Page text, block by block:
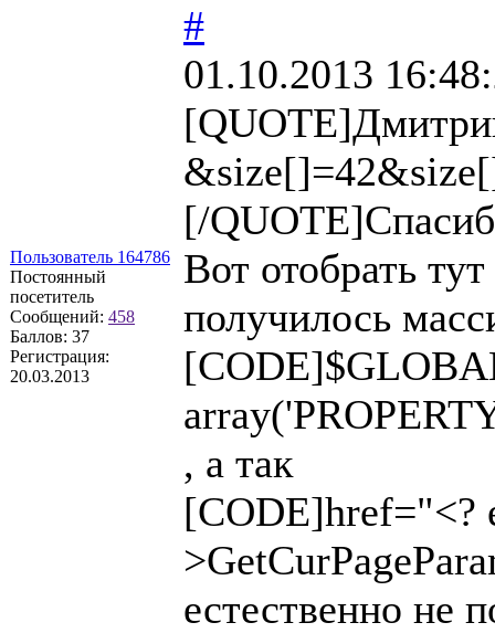
Пользователь 164786
Постоянный
посетитель
Сообщений: 458
Баллов: 37
Регистрация:
20.03.2013
#
01.10.2013
[/
Вот отобрать
получилось
, а так
[CODE]href="<?
естественно не